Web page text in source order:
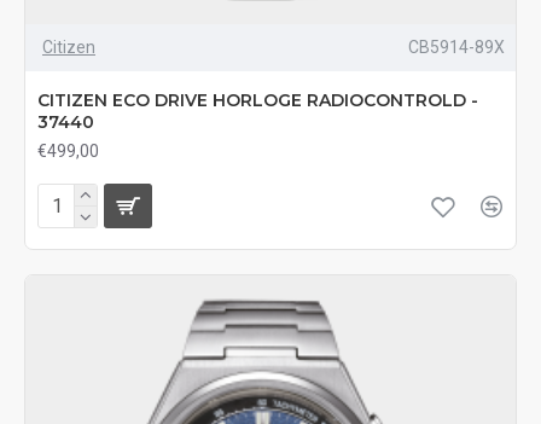
Citizen CB5914-89X
CITIZEN ECO DRIVE HORLOGE RADIOCONTROLD -
37440
€499,00